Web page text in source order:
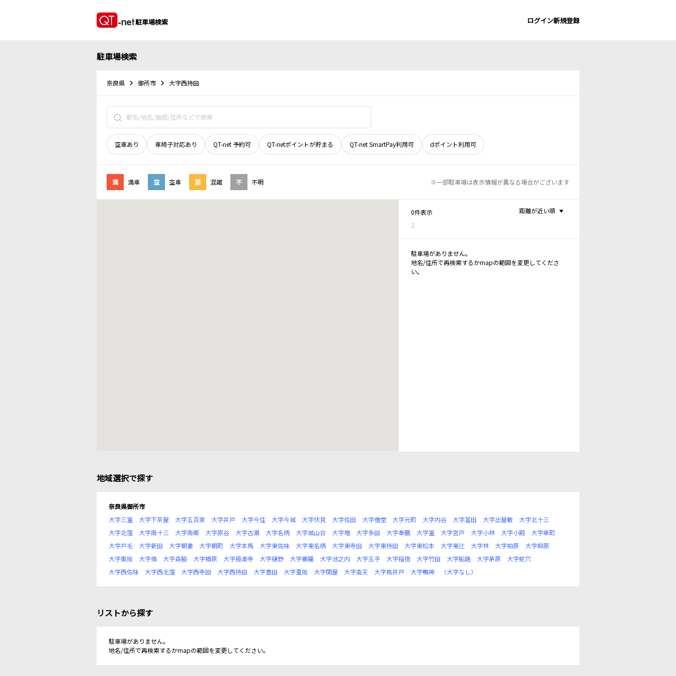
駐車場検索 ログイン新規登録
駐車場検索
奈良県 御所市 大字西持田
空車あり 車椅子対応あり QT-net 予約可 QT-netポイントが貯まる QT-net SmartPay利用可 dポイント利用可
満 満車 空 空車 混 混雑 不 不明 ※一部駐車場は表示情報が異なる場合がございます
0件表示
1
距離が近い順
駐車場がありません。
地名/住所で再検索するかmapの範囲を変更してくださ
い。
地域選択で探す
奈良県御所市
大字三室
大字下茶屋 大字五百家 大字井戸 大字今住 大字今城 大字伏見 大字佐田 大字僧堂 大字元町 大字内谷 大字冨田 大字出屋敷
大字北十三
大字北窪
大字南十三 大字南郷 大字原谷 大字古瀬 大字名柄 大字城山台 大字増 大字多田 大字奉膳 大字室 大字宮戸 大字小林 大字小殿
大字幸町
大字戸毛
大字新田 大字朝妻 大字朝町 大字本馬 大字東佐味 大字東名柄 大字東寺田 大字東持田 大字東松本 大字東辻 大字林 大字柏原
大字柳原
大字栗阪
大字條 大字森脇 大字楢原 大字極楽寺 大字樋野 大字櫛羅 大字池之内 大字玉手 大字稲宿 大字竹田 大字船路 大字茅原
大字蛇穴
大字西佐味
大字西北窪 大字西寺田 大字西持田 大字豊田 大字重阪 大字関屋 大字高天 大字鳥井戸 大字鴨神 （大字なし）
リストから探す
駐車場がありません。
地名/住所で再検索するかmapの範囲を変更してください。